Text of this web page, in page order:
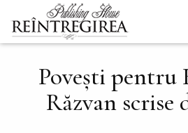
Skip to main content
Navigare
principală
Povești pentru
Răzvan scrise